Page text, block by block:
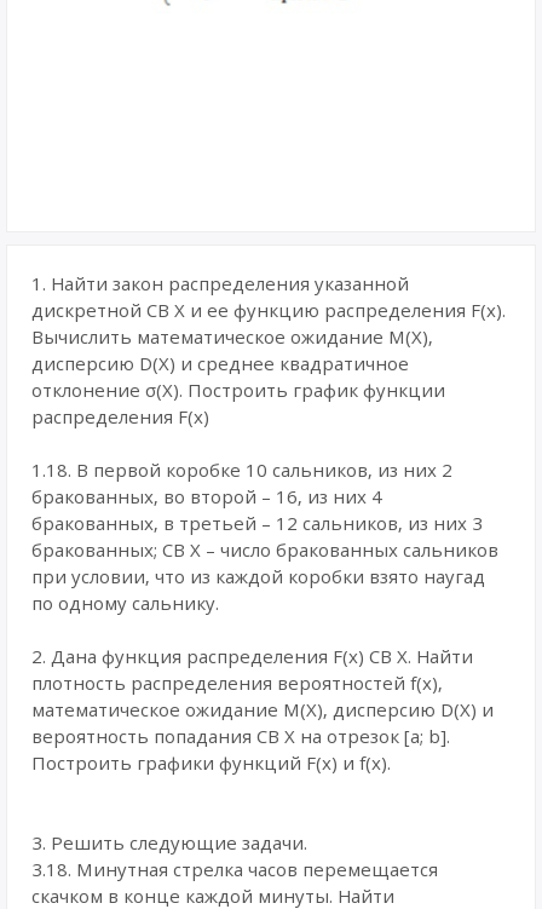
1. Найти закон распределения указанной
дискретной CB X и ее функцию распределения F(x).
Вычислить математическое ожидание M(X),
дисперсию D(X) и среднее квадратичное
отклонение σ(X). Построить график функции
распределения F(x)
1.18. В первой коробке 10 сальников, из них 2
бракованных, во второй – 16, из них 4
бракованных, в третьей – 12 сальников, из них 3
бракованных; СВ X – число бракованных сальников
при условии, что из каждой коробки взято наугад
по одному сальнику.
2. Дана функция распределения F(х) СВ X. Найти
плотность распределения вероятностей f(x),
математическое ожидание М(X), дисперсию D(X) и
вероятность попадания СВ X на отрезок [а; b].
Построить графики функций F(х) и f(x).
3. Решить следующие задачи.
3.18. Минутная стрелка часов перемещается
скачком в конце каждой минуты. Найти